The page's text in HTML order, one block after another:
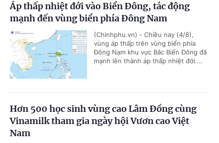
Áp thấp nhiệt đới vào Biển Đông, tác động
mạnh đến vùng biển phía Đông Nam
(Chinhphu.vn) - Chiều nay (4/8),
vùng áp thấp trên vùng biển phía
Đông Nam khu vực Bắc Biển Đông đã
mạnh lên thành áp thấp nhiệt đới....
Hơn 500 học sinh vùng cao Lâm Đồng cùng
Vinamilk tham gia ngày hội Vươn cao Việt
Nam